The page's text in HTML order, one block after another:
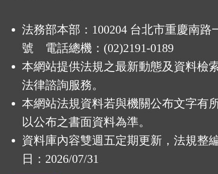
法務部本部：100204 台北市重慶南路
號 電話總機：(02)2191-0189
本網站提供法規之最新動態及資料檢
法律諮詢服務。
本網站法規資料若與機關公布文字有
以公布之書面資料為準。
資料庫內容雙週五定期更新，法規整
日：2026/07/31